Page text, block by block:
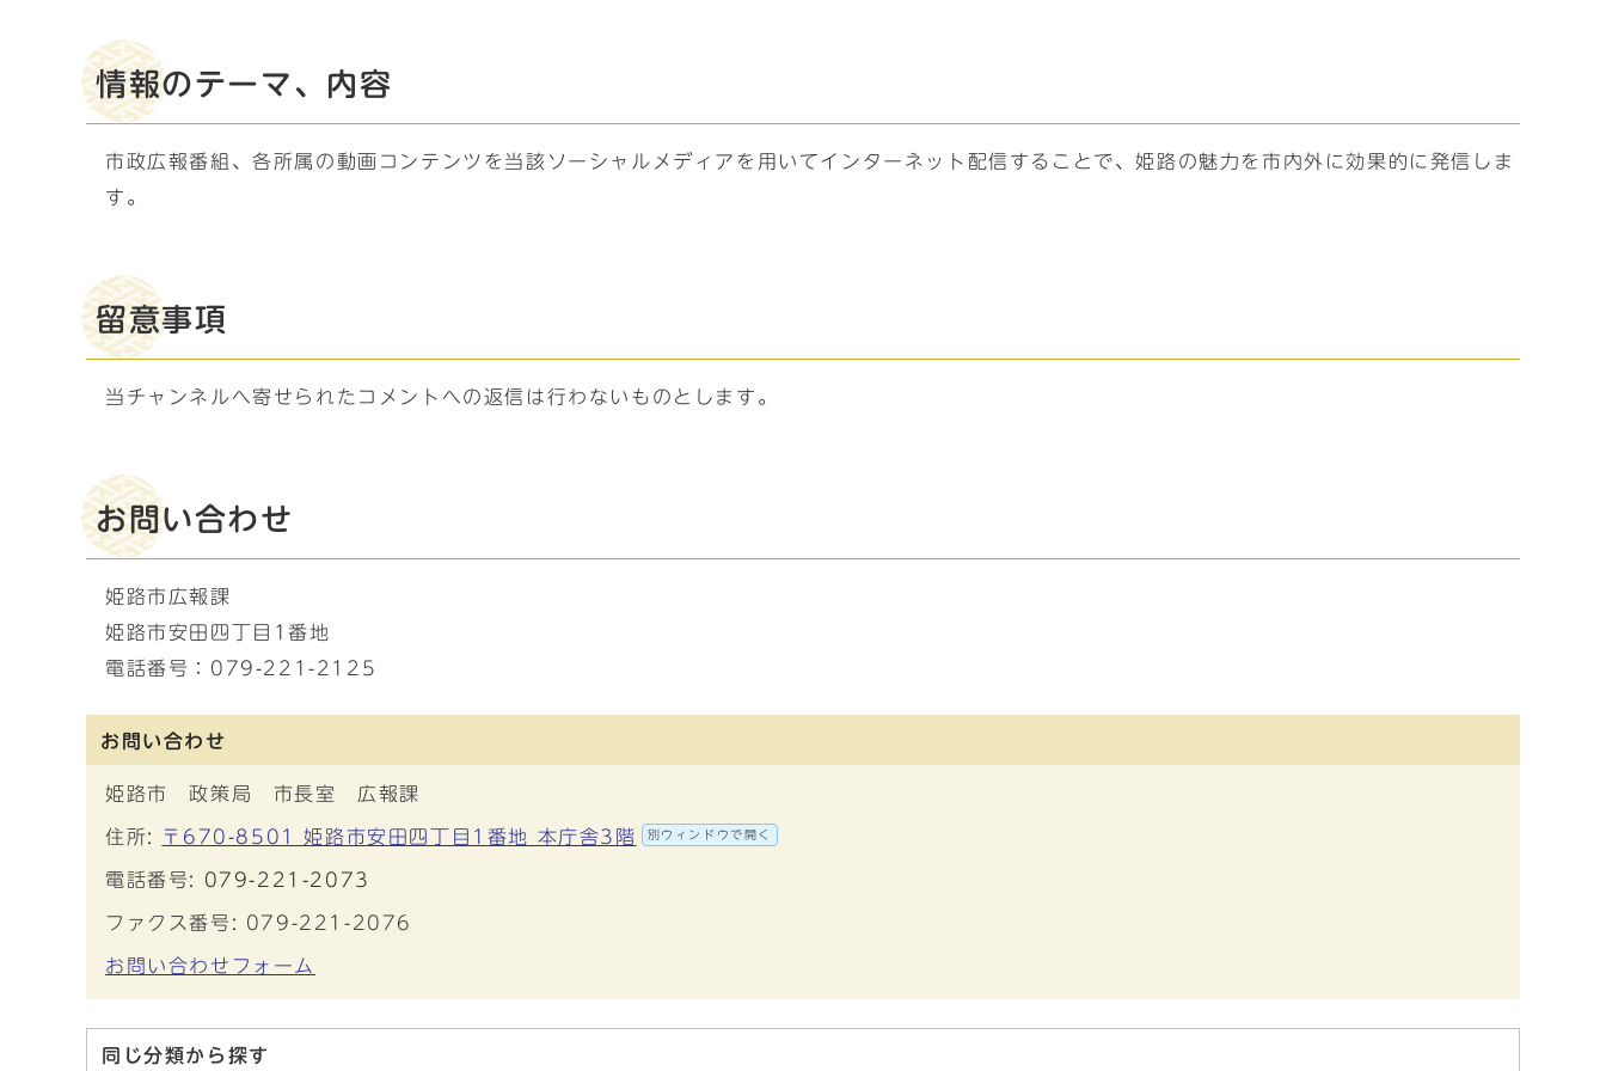
情報のテーマ、内容
市政広報番組、各所属の動画コンテンツを当該ソーシャルメディアを用いてインターネット配信することで、姫路の魅力を市内外に効果的に発信しま
す。
留意事項
当チャンネルへ寄せられたコメントへの返信は行わないものとします。
お問い合わせ
姫路市広報課
姫路市安田四丁目1番地
電話番号：079-221-2125
お問い合わせ
姫路市 政策局 市長室 広報課
住所: 〒670-8501 姫路市安田四丁目1番地 本庁舎3階 別ウィンドウで開く
電話番号: 079-221-2073
ファクス番号: 079-221-2076
お問い合わせフォーム
同じ分類から探す